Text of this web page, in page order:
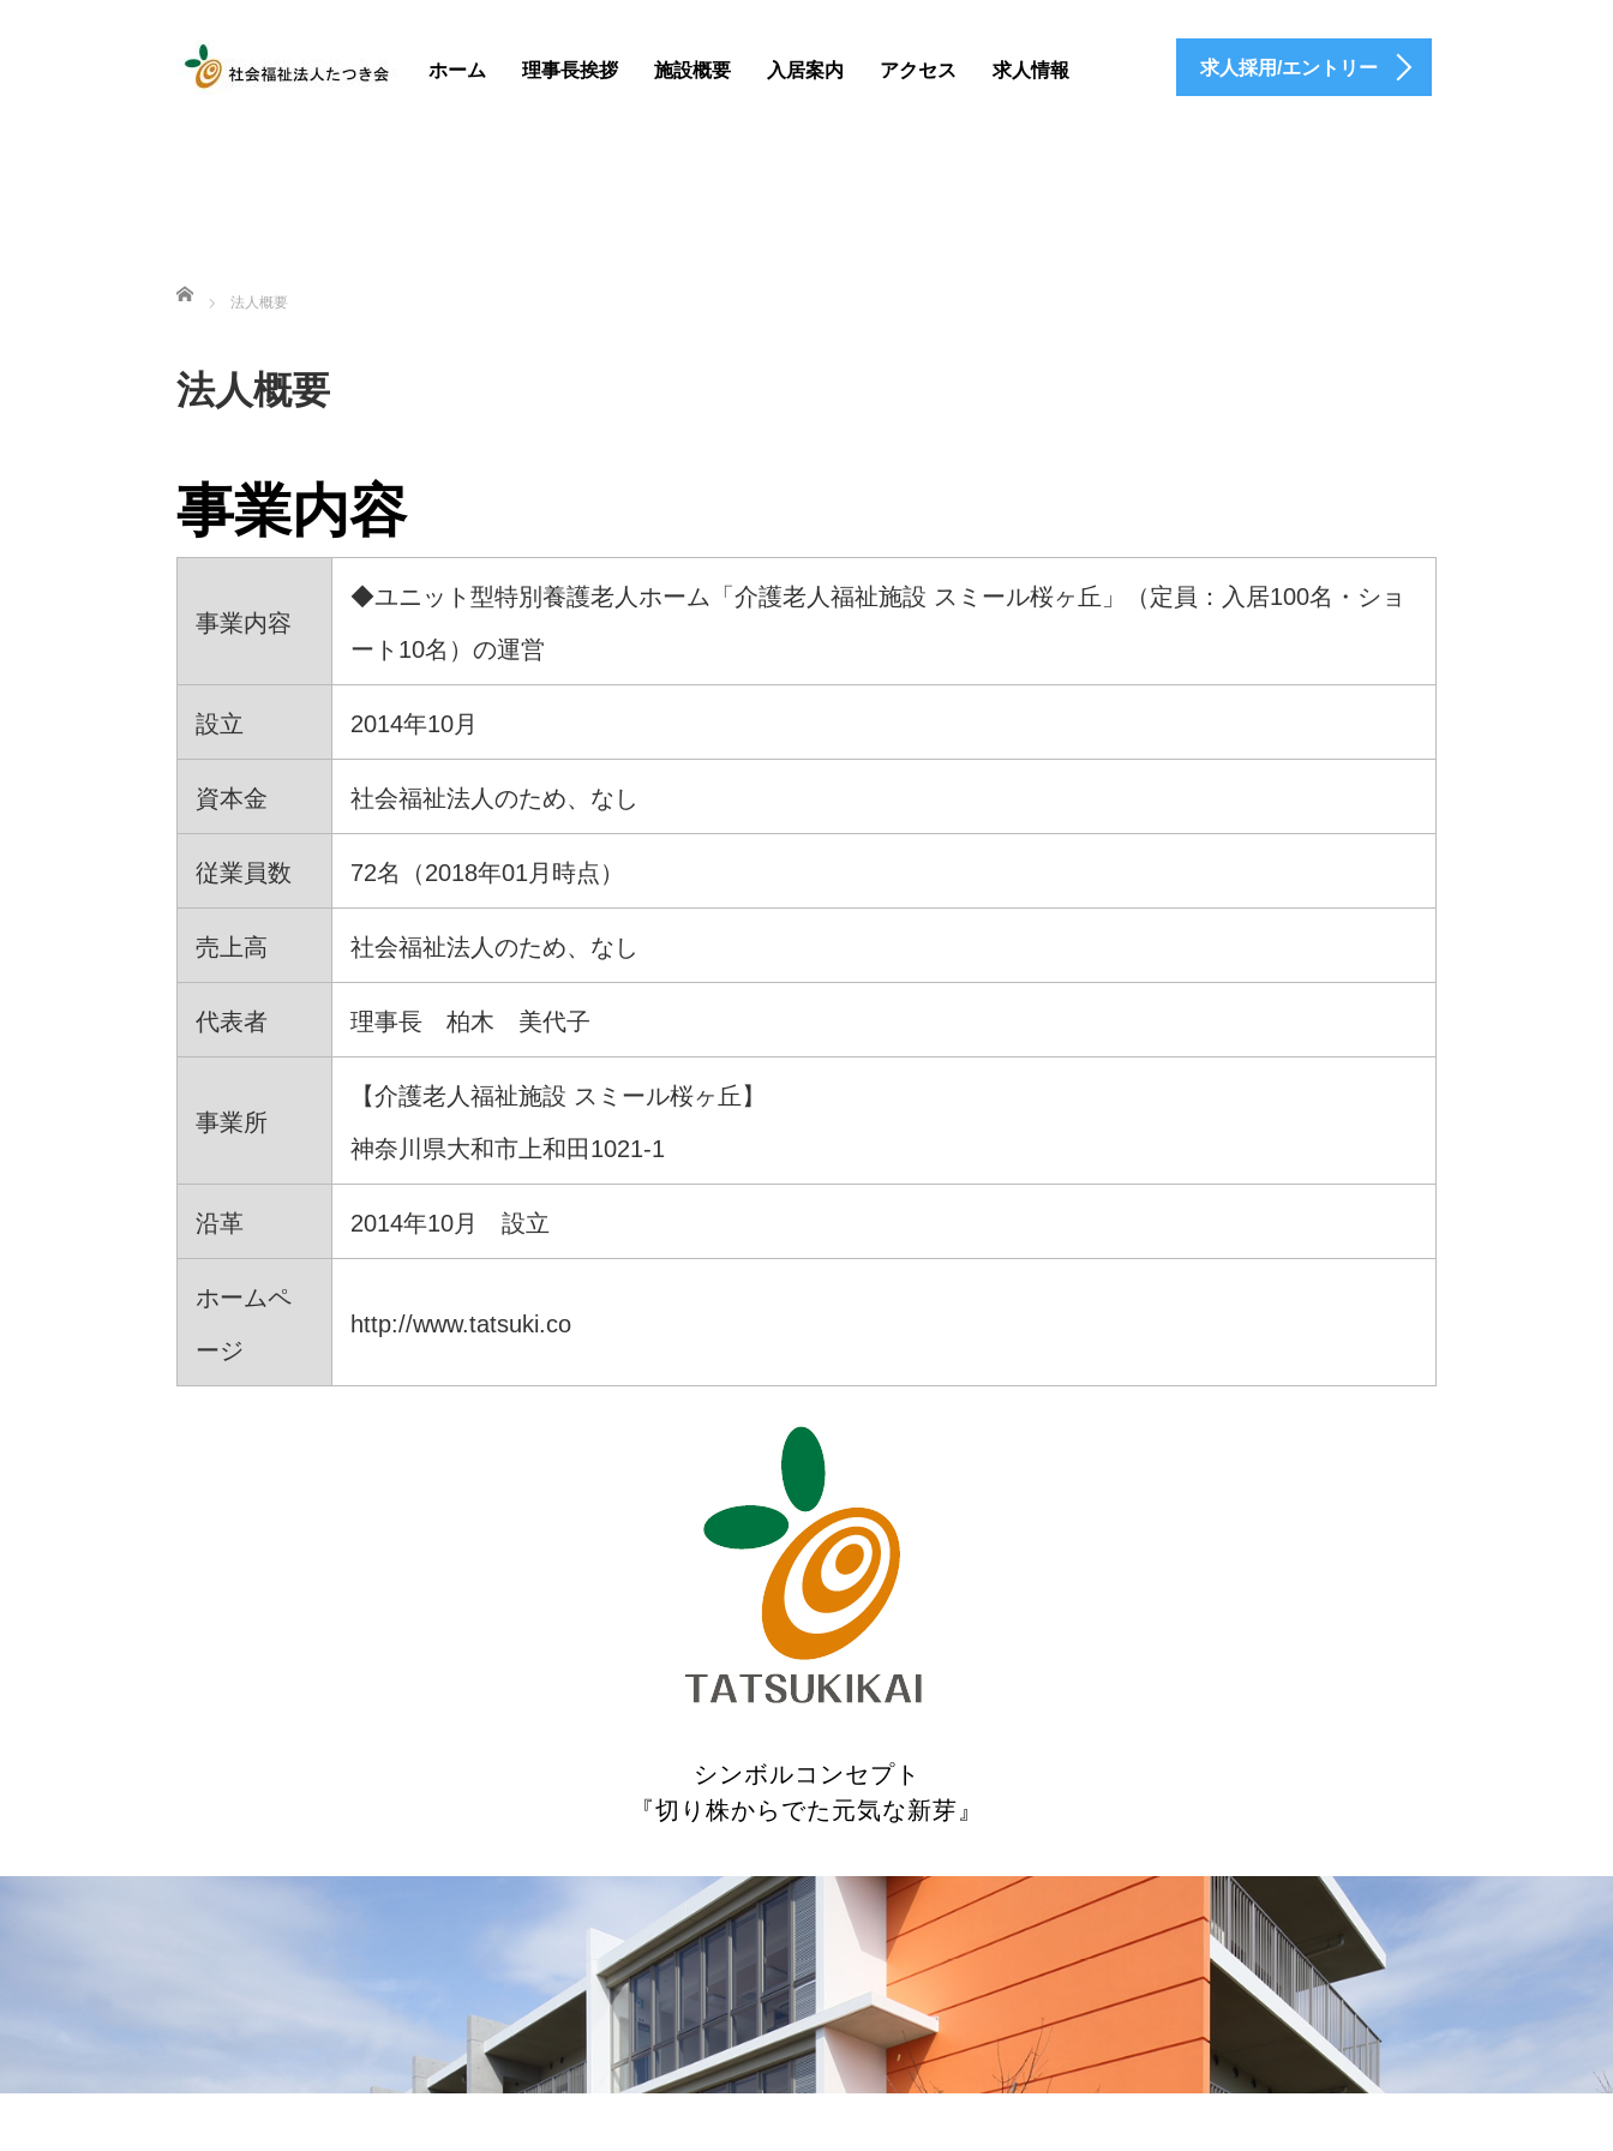
ホーム 理事長挨拶 施設概要 入居案内 アクセス 求人情報 求人採用/エントリー
ホーム
法人概要
法人概要
事業内容
事業内容
◆ユニット型特別養護老人ホーム「介護老人福祉施設 スミール桜ヶ丘」（定員：入居100名・ショ
ート10名）の運営
設立 2014年10月
資本金 社会福祉法人のため、なし
従業員数 72名（2018年01月時点）
売上高 社会福祉法人のため、なし
代表者 理事長 柏木 美代子
事業所
【介護老人福祉施設 スミール桜ヶ丘】
神奈川県大和市上和田1021-1
沿革 2014年10月 設立
ホームペ
ージ
http://www.tatsuki.co
シンボルコンセプト
『切り株からでた元気な新芽』